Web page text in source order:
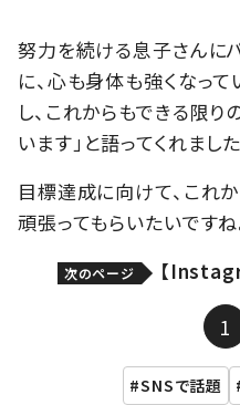
努力を続ける息子さんに
に、心も身体も強くなっ
し、これからもできる限
います」と語ってくれました
目標達成に向けて、これ
頑張ってもらいたいですね
次のページ 【
1
SNSで話題